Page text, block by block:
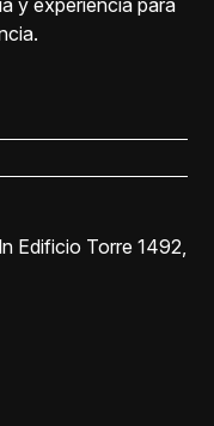
y experiencia para
Edificio Torre 1492,